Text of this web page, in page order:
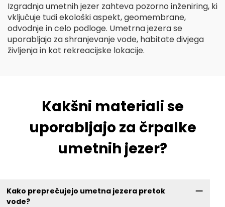
Izgradnja umetnih jezer zahteva pozorno inženiring, ki
vključuje tudi ekološki aspekt, geomembrane,
odvodnje in celo podloge. Umetrna jezera se
uporabljajo za shranjevanje vode, habitate divjega
življenja in kot rekreacijske lokacije.
Kakšni materiali se
uporabljajo za črpalke
umetnih jezer?
Kako preprečujejo umetna jezera pretok
vode?